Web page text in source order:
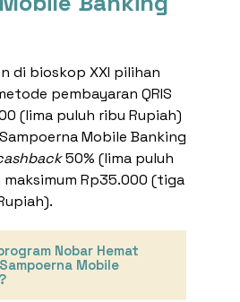
Kartu
di bioskop XXI pilihan
pembayaran QRIS
(lima puluh ribu Rupiah)
Mobile Banking
50% (lima puluh
Rp35.000 (tiga
Nobar Hemat
Mobile